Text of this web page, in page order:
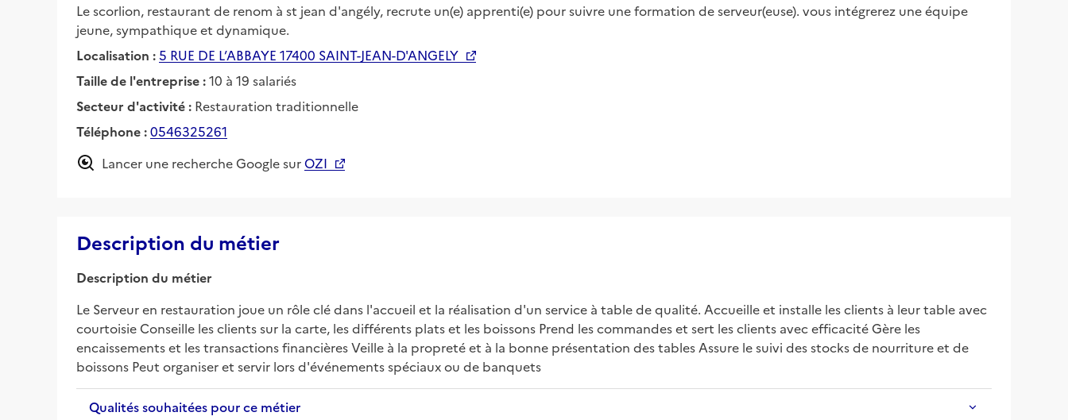
Le scorlion, restaurant de renom à st jean d'angély, recrute un(e) apprenti(e) pour suivre une formation de serveur(euse). vous intégrerez une équipe
jeune, sympathique et dynamique.
Localisation :5 RUE DE L’ABBAYE 17400 SAINT-JEAN-D'ANGELY
Taille de l'entreprise :10 à 19 salariés
Secteur d'activité : Restauration traditionnelle
Téléphone :0546325261
Lancer une recherche Google surOZI
Description du métier
Description du métier
Le Serveur en restauration joue un rôle clé dans l'accueil et la réalisation d'un service à table de qualité. Accueille et installe les clients à leur table avec
courtoisie Conseille les clients sur la carte, les différents plats et les boissons Prend les commandes et sert les clients avec efficacité Gère les
encaissements et les transactions financières Veille à la propreté et à la bonne présentation des tables Assure le suivi des stocks de nourriture et de
boissons Peut organiser et servir lors d'événements spéciaux ou de banquets
Qualités souhaitées pour ce métier